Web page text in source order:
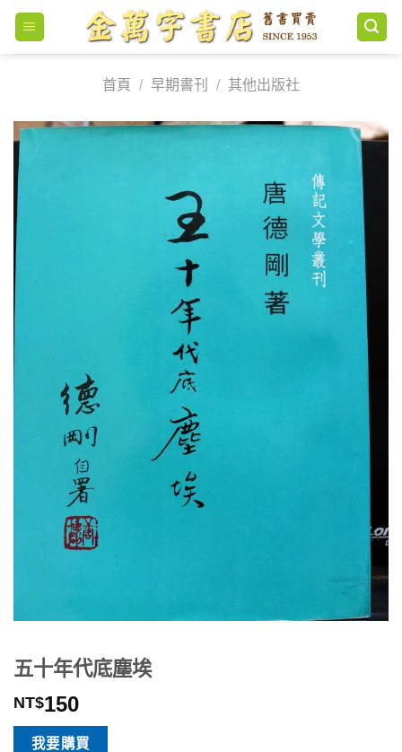
Skip
content
首頁
/ 早期書刊 / 其他出版社
五十年代底塵埃
NT$150
我要購買